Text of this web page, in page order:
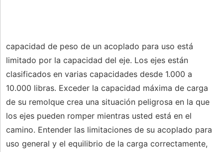
capacidad de peso de un acoplado para uso está
limitado por la capacidad del eje. Los ejes están
clasificados en varias capacidades desde 1.000 a
10.000 libras. Exceder la capacidad máxima de carga
de su remolque crea una situación peligrosa en la que
los ejes pueden romper mientras usted está en el
camino. Entender las limitaciones de su acoplado para
uso general y el equilibrio de la carga correctamente,